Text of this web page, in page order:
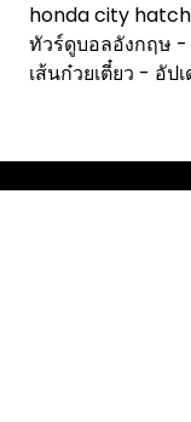
honda city
ทัวร์ดูบอลอังกฤษ -
เส้นก๋วยเตี๋ยว - อัป